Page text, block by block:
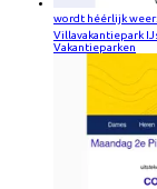
wordt héérlijk
Villavakantiepark
Vakantieparken